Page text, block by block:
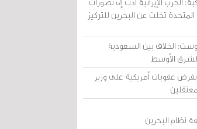
المتحدة تخلت عن البحرين للتركيز
الخلاف بين السعودية
الأوسط
عقوبات أمريكية على وزير
نظام البحرين